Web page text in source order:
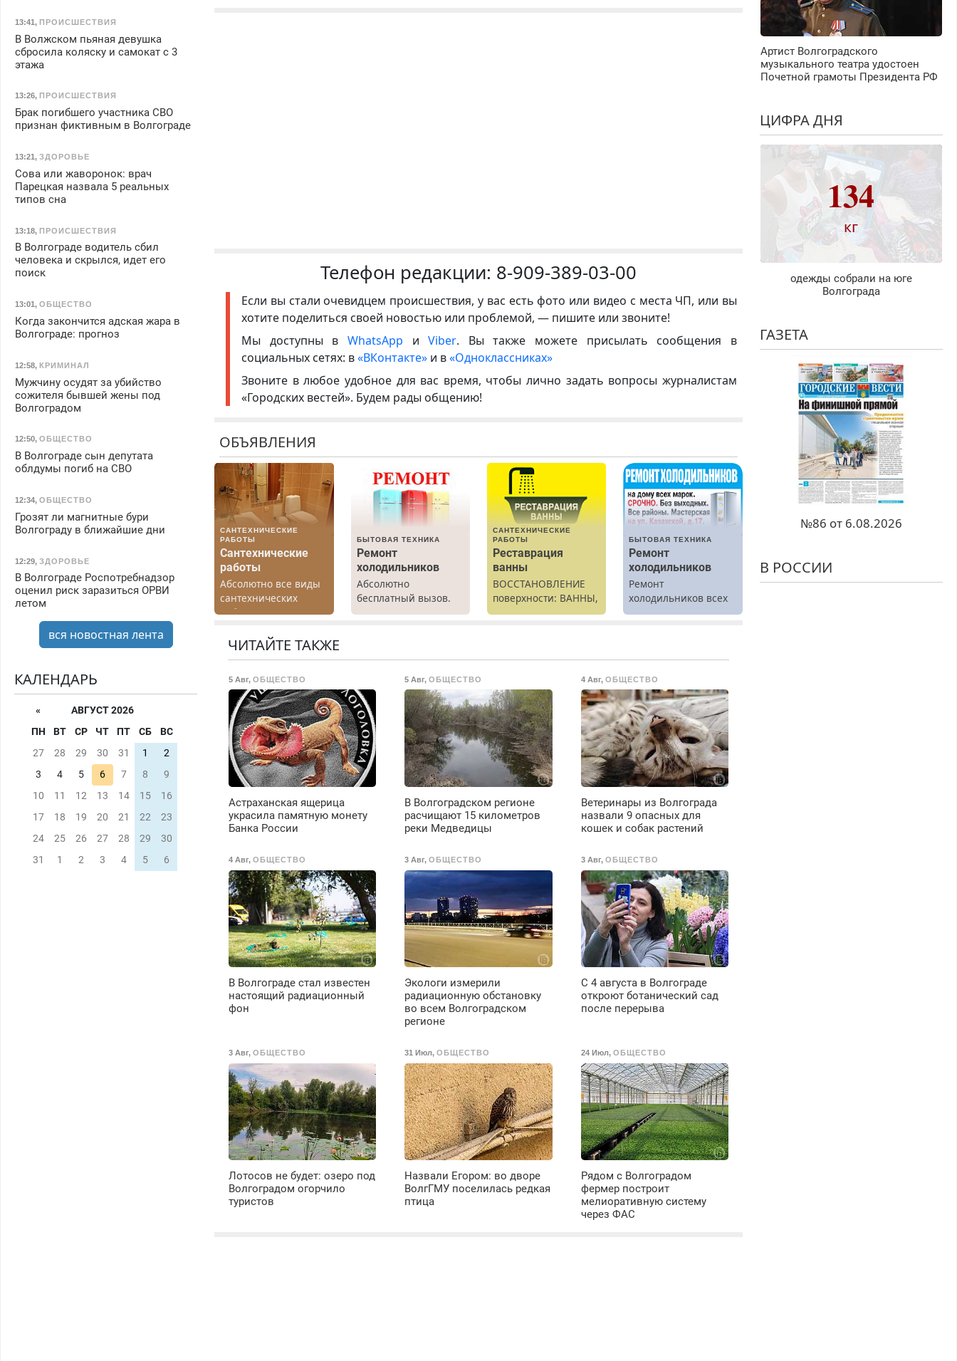
Телефон редакции: 8-909-389-03-00
Если вы стали очевидцем происшествия, у вас есть фото или видео с места ЧП, или вы
хотите поделиться своей новостью или проблемой, — пишите или звоните!
Мы доступны в WhatsApp иViber. Вы также можете присылать сообщения в
социальных сетях: в«ВКонтакте» и в«Одноклассниках»
Звоните в любое удобное для вас время, чтобы лично задать вопросы журналистам
«Городских вестей». Будем рады общению!
ОБЪЯВЛЕНИЯ
САНТЕХНИЧЕСКИЕ
РАБОТЫ
Сантехнические
работы
Абсолютно все виды
сантехнических
работ. Быстро.
Недорого.
БЫТОВАЯ ТЕХНИКА
Ремонт
холодильников
Абсолютно
бесплатный вызов.
Ремонт
выходных.
Пенсионерам –
скидки до 40%.
Мастер со стажем.
САНТЕХНИЧЕСКИЕ
РАБОТЫ
Реставрация
ванны
ВОССТАНОВЛЕНИЕ
поверхности: ВАННЫ,
раковины,
БЫТОВАЯ ТЕХНИКА
Ремонт
холодильников
Ремонт
холодильников всех
марок на дому.
ЧИТАЙТЕ ТАКЖЕ
5 Авг,ОБЩЕСТВО
Астраханская ящерица
украсила памятную монету
Банка России
5 Авг,ОБЩЕСТВО
В Волгоградском регионе
расчищают 15 километров
реки Медведицы
4 Авг, ОБЩЕСТВО
Ветеринары из Волгограда
назвали 9 опасных для
кошек и собак растений
4 Авг,ОБЩЕСТВО
В Волгограде стал известен
настоящий радиационный
фон
3 Авг,ОБЩЕСТВО
Экологи измерили
радиационную обстановку
во всем Волгоградском
регионе
3 Авг, ОБЩЕСТВО
С 4 августа в Волгограде
откроют ботанический сад
после перерыва
3 Авг,ОБЩЕСТВО
Лотосов не будет: озеро под
Волгоградом огорчило
туристов
31 Июл,ОБЩЕСТВО
Назвали Егором: во дворе
ВолгГМУ поселилась редкая
птица
24 Июл, ОБЩЕСТВО
Рядом с Волгоградом
фермер построит
мелиоративную систему
через ФАС
13:41, ПРОИСШЕСТВИЯ
В Волжском пьяная девушка
сбросила коляску и самокат с 3
этажа
13:26, ПРОИСШЕСТВИЯ
Брак погибшего участника СВО
признан фиктивным в Волгограде
13:21, ЗДОРОВЬЕ
Сова или жаворонок: врач
Парецкая назвала 5 реальных
типов сна
13:18, ПРОИСШЕСТВИЯ
В Волгограде водитель сбил
человека и скрылся, идет его
поиск
13:01 , ОБЩЕСТВО
Когда закончится адская жара в
Волгограде: прогноз
12:58, КРИМИНАЛ
Мужчину осудят за убийство
сожителя бывшей жены под
Волгоградом
12:50, ОБЩЕСТВО
В Волгограде сын депутата
облдумы погиб на СВО
12:34, ОБЩЕСТВО
Грозят ли магнитные бури
Волгограду в ближайшие дни
12:29, ЗДОРОВЬЕ
В Волгограде Роспотребнадзор
оценил риск заразиться ОРВИ
летом
вся новостная лента
КАЛЕНДАРЬ
«
АВГУСТ 2026
ПН
ВТ СР ЧТ ПТ СБ
ВС
27
28 29 30 31 1
2
3
4 5 6 7 8
9
10
11 12 13 14 15
16
17
18 19 20 21 22
23
24
25 26 27 28 29
30
31
1 2 3 4 5 6
Артист Волгоградского
музыкального театра удостоен
Почетной грамоты Президента РФ
ЦИФРА ДНЯ
134
кг
одежды собрали на юге
Волгограда
ГАЗЕТА
№86 от 6.08.2026
В РОССИИ